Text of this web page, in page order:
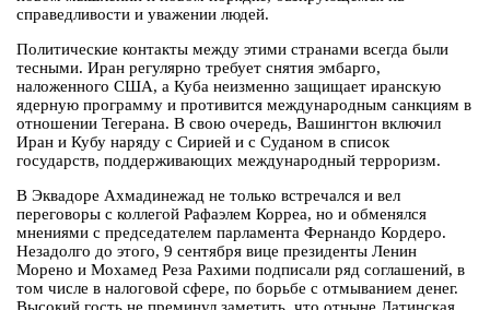
справедливости и уважении людей.
Политические контакты между этими странами всегда были
тесными. Иран регулярно требует снятия эмбарго,
наложенного США, а Куба неизменно защищает иранскую
ядерную программу и противится международным санкциям в
отношении Тегерана. В свою очередь, Вашингтон включил
Иран и Кубу наряду с Сирией и с Суданом в список
государств, поддерживающих международный терроризм.
В Эквадоре Ахмадинежад не только встречался и вел
переговоры с коллегой Рафаэлем Корреа, но и обменялся
мнениями с председателем парламента Фернандо Кордеро.
Незадолго до этого, 9 сентября вице президенты Ленин
Морено и Мохамед Реза Рахими подписали ряд соглашений, в
том числе в налоговой сфере, по борьбе с отмыванием денег.